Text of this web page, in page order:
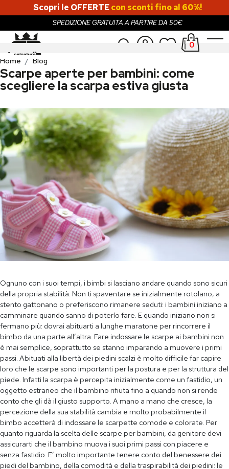
Scopri le OFFERTEcon sconti fino al 60%!
SPEDIZIONE GRATUITA A PARTIRE DA 50€
Donna
Uomo
Bambino
SALDI
OUTLET
Brand
Accedi
Registrati
0
Home
Blog
Scarpe aperte per bambini: come
scegliere la scarpa estiva giusta
Ognuno con i suoi tempi, i bimbi si lasciano andare quando sono sicuri
della propria stabilità. Non ti spaventare se inizialmente rotolano, a
stento gattonano o preferiscono rimanere seduti: i bambini iniziano a
camminare quando sanno di poterlo fare. E quando iniziano non si
fermano più: dovrai abituarti a lunghe maratone per rincorrere il
bimbo da una parte all’altra. Fare indossare le scarpe ai bambini non
è mai semplice, soprattutto se stanno imparando a muovere i primi
passi. Abituati alla libertà dei piedini scalzi è molto difficile far capire
loro che le scarpe sono importanti per la postura e per la struttura del
piede. Infatti la scarpa è percepita inizialmente come un fastidio, un
oggetto estraneo che il bambino rifiuta fino a quando non si rende
conto che gli dà il giusto supporto. A mano a mano che cresce, la
percezione della sua stabilità cambia e molto probabilmente il
bimbo accetterà di indossare le scarpette comode e colorate. Per
quanto riguarda la scelta delle scarpe per bambini, da genitore devi
assicurarti che il bambino muova i suoi primi passi con piacere e
senza fastidio. E’ molto importante tenere conto del benessere dei
piedi del bambino, della comodità e della traspirabilità dei piedini: le